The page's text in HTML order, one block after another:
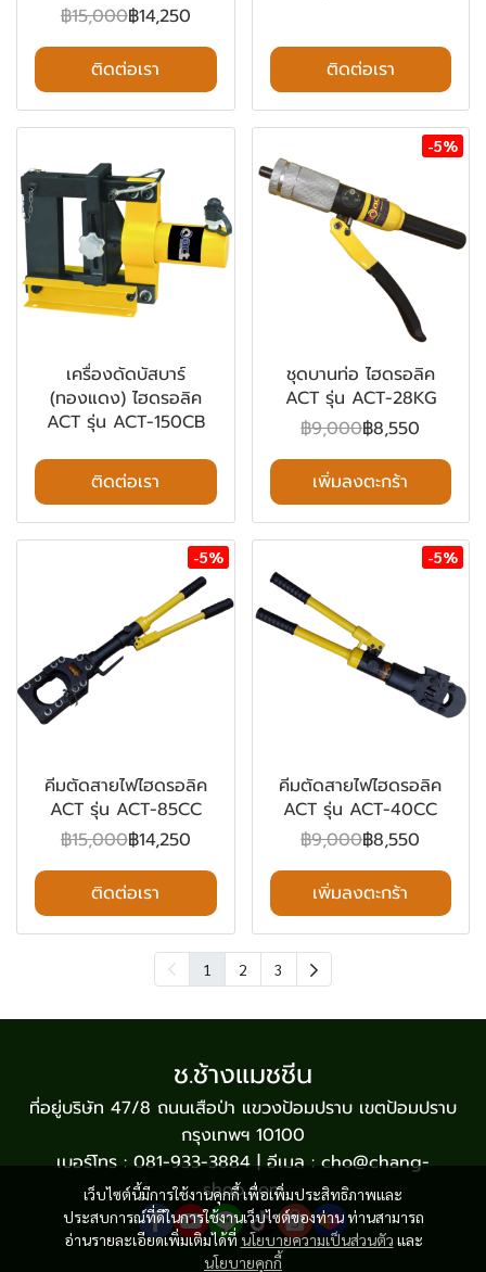
฿15,000฿14,250
ติดต่อเรา ติดต่อเรา
เครื่องดัดบัสบาร์
(ทองแดง) ไฮดรอลิค
ACT รุ่น ACT-150CB
ติดต่อเรา
-5%
ชุดบานท่อ ไฮดรอลิค
ACT รุ่น ACT-28KG
฿9,000฿8,550
เพิ่มลงตะกร้า
-5%
คีมตัดสายไฟไฮดรอลิค
ACT รุ่น ACT-85CC
฿15,000฿14,250
ติดต่อเรา
-5%
คีมตัดสายไฟไฮดรอลิค
ACT รุ่น ACT-40CC
฿9,000฿8,550
เพิ่มลงตะกร้า
1 2 3
เว็บไซต์นี้มีการใช้งานคุกกี้ เพื่อเพิ่มประสิทธิภาพและ
ประสบการณ์ที่ดีในการใช้งานเว็บไซต์ของท่าน ท่านสามารถ
อ่านรายละเอียดเพิ่มเติมได้ที่นโยบายความเป็นส่วนตัว และ
นโยบายคุกกี้
ช.ช้างแมชชีน
ที่อยู่บริษัท 47/8 ถนนเสือป่า แขวงป้อมปราบ เขตป้อมปราบ
กรุงเทพฯ 10100
เบอร์โทร : 081-933-3884 | อีเมล : cho@chang-
shop.com